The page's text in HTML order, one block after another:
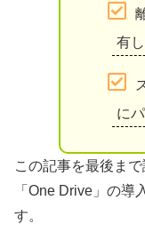
有
に
この記事を最後ま
「One Drive」の導
す。